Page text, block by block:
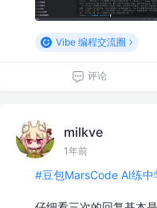
Vibe 编程交流圈
评论
milkve
1年前
#豆包MarsCode AI练中